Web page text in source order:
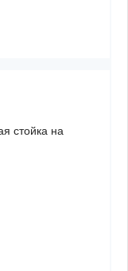
стойка на